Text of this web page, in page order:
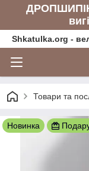
Shkatulka.org -
Товари та
Новинка